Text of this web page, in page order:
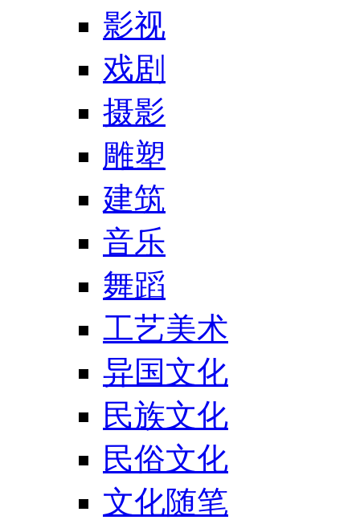
影视
戏剧
摄影
雕塑
建筑
音乐
舞蹈
工艺美术
异国文化
民族文化
民俗文化
文化随笔